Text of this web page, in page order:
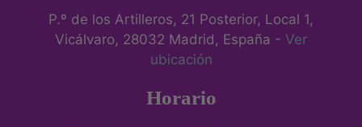
P.º de los Artilleros, 21 Posterior, Local 1,
Vicálvaro, 28032 Madrid, España - Ver
ubicación
Horario